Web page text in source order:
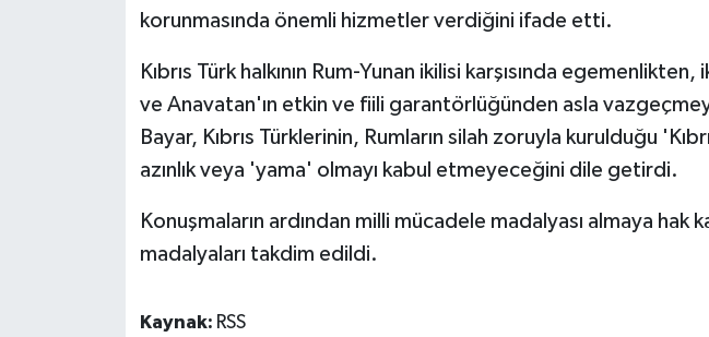
korunmasında önemli hizmetler verdiğini ifade etti.
Kıbrıs Türk halkının Rum-Yunan ikilisi karşısında
ve Anavatan'ın etkin ve fiili garantörlüğünden asla
Bayar, Kıbrıs Türklerinin, Rumların silah zoruyla kurulduğu
azınlık veya 'yama' olmayı kabul etmeyeceğini dile getirdi.
Konuşmaların ardından milli mücadele madalyası almaya hak
madalyaları takdim edildi.
Kaynak: RSS